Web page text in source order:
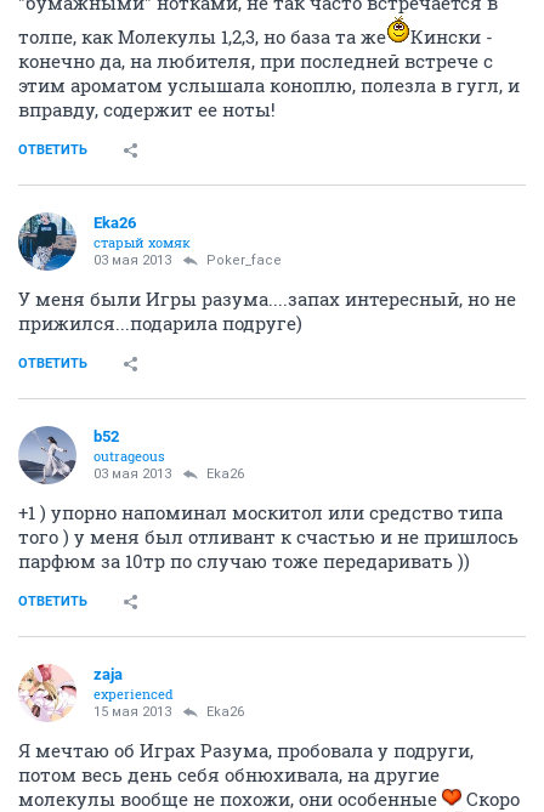
толпе, как Молекулы 1,2,3, но база та же
Кински -
конечно да, на любителя, при последней встрече с
этим ароматом услышала коноплю, полезла в гугл, и
вправду, содержит ее ноты!
ОТВЕТИТЬ
Eka26
старый хомяк
03 мая 2013 Poker_face
У меня были Игры разума....запах интересный, но не
прижился...подарила подруге)
ОТВЕТИТЬ
b52
outrageous
03 мая 2013 Eka26
+1 ) упорно напоминал москитол или средство типа
того ) у меня был отливант к счастью и не пришлось
парфюм за 10тр по случаю тоже передаривать ))
ОТВЕТИТЬ
zaja
experienced
15 мая 2013 Eka26
Я мечтаю об Играх Разума, пробовала у подруги,
потом весь день себя обнюхивала, на другие
молекулы вообще не похожи, они особенные
Скоро